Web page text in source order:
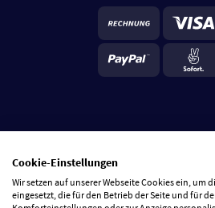
Cookie-Einstellungen
Wir setzen auf unserer Webseite Cookies ein, um
eingesetzt, die für den Betrieb der Seite und für